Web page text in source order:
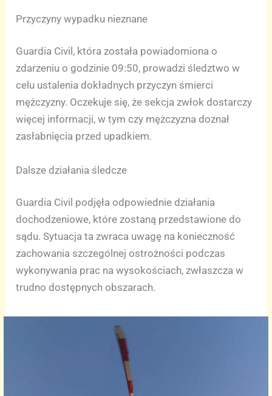
Przyczyny wypadku nieznane
Guardia Civil, która została powiadomiona o
zdarzeniu o godzinie 09:50, prowadzi śledztwo w
celu ustalenia dokładnych przyczyn śmierci
mężczyzny. Oczekuje się, że sekcja zwłok dostarczy
więcej informacji, w tym czy mężczyzna doznał
zasłabnięcia przed upadkiem.
Dalsze działania śledcze
Guardia Civil podjęła odpowiednie działania
dochodzeniowe, które zostaną przedstawione do
sądu. Sytuacja ta zwraca uwagę na konieczność
zachowania szczególnej ostrożności podczas
wykonywania prac na wysokościach, zwłaszcza w
trudno dostępnych obszarach.